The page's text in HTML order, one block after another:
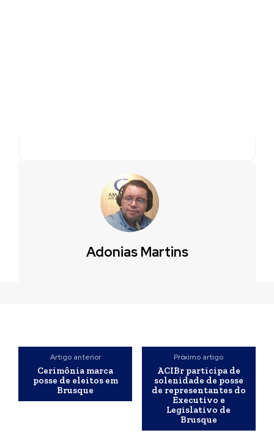
Adonias Martins
Artigo anterior
Cerimônia marca
posse de eleitos em
Brusque
Próximo artigo
ACIBr participa de
solenidade de posse
de representantes do
Executivo e
Legislativo de
Brusque